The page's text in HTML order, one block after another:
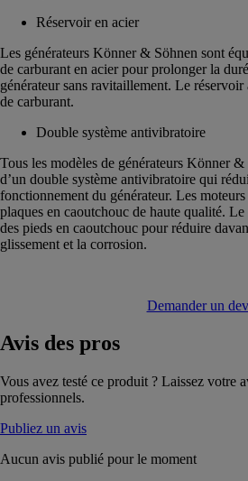
Réservoir en acier
Les générateurs Könner & Söhnen sont
de carburant en acier pour prolonger la
générateur sans ravitaillement. Le
de carburant.
Double système antivibratoire
Tous les modèles de générateurs Könner
d’un double système antivibratoire qui
fonctionnement du générateur. Les
plaques en caoutchouc de haute qualité.
des pieds en caoutchouc pour réduire
glissement et la corrosion.
Demander un
Avis des pros
Vous avez testé ce produit ? Laissez votre
professionnels.
Publiez un avis
Aucun avis publié pour le moment